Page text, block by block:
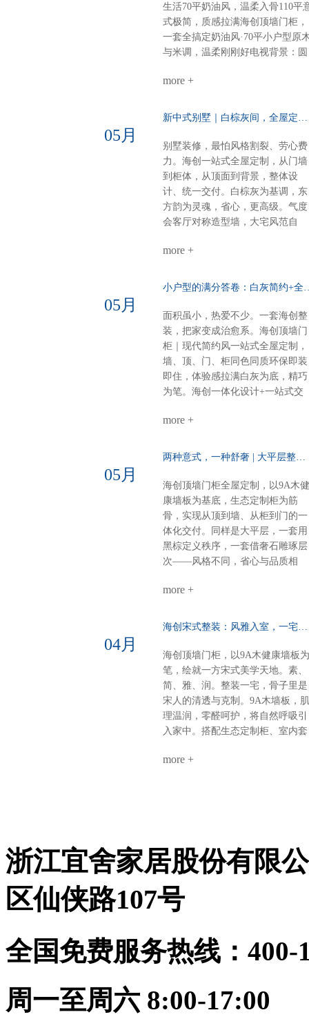
生活70平奶油风，温柔入骨110平
式极简，质感拉满海创顶墙门柜，
一套全搞定奶油风·70平小户型原
与米调，温柔刚刚好电视背景：圆
虽小却全，定制柜配套温馨精致整
适感意式极简·110平大户型高级不
计，干净利落沙发背景：奢石点
缀，一眼高级餐厅定制柜：泰国进
口索纳彩系列，质感出众卧室：墙
柜一体化，统一又高级厨房阳台顶
部：博格铝蜂窝大板，内嵌磁吸轨
道与灯具，简约时尚一站式整装，
式高级海创顶墙门柜，全屋一体定
到底
more +
05月
别墅装修，最怕风格割裂、劳心费
力。海创一站式全屋定制，从门墙
到柜体，从顶面到背景，整体设
计、统一交付。白棕灰为基调，东
方韵为灵魂，省心，更高级。气度
会客厅对称造型墙，大宅风范自
而奢华。错层沙发背景，融入中式
意主卧山水画悠然入墙，顶墙一体
空间，亦成画境。雅韵茶室门墙柜
同色配套，线条简洁，材质统一。
煮茶待客，静谧有序，东方生活哲
学尽在其中。细节见匠心全屋顶部
采用博格蜂窝大板，耐潮抗变形，
线性美观。双层空间，整体感再升
定制，从方案到落地，一站配齐。
more +
05月
面积虽小，热爱不少。一套海创整
装，把家变成治愈系。海创顶墙门
柜｜现代简约风一站式全屋定制，
墙、顶、门、柜同色同质环保即装
即住，体验感拉满白灰为底，精巧
为笔。海创一体化设计+一站式交
不翻车。28㎡客餐厨，装出大宅的
柜，好看好用功能与装饰兼得，回
放：去掉边界，拉近距离光线、空
气、家人，自由流动。做饭不孤
单，等饭不无聊。屏风+弧形奢石
用餐区温柔升维半掩餐边柜，若隐
若现；奢石墙面柔光一打，吃饭像
在美术馆。电器内嵌，一门到顶：
高柜，表面干净，内里强大。大
间 × 开放式书房圆弧转角，悬浮轻
盈，一个转身，阅读、观影、换衣
全搞定。沙发背景+蜂窝大板：安
的高级感平整墙面+顶部大气大板
少即是多，静即是奢。一套海创，
搞定全屋。环保、省心、高颜值、
高利用。小户型，也能住出大写的
到真正懂整装的海创。
more +
05月
海创顶墙门柜全屋定制，以9A木健
康墙板为基底，生态定制柜为筋
骨，实现从顶到墙、从柜到门的一
体化交付。同样是大平层，一套用
黑棕定义秩序，一套借奢石雕琢层
次——风格不同，省心与品质相
宅】客餐厅一体化：黑棕大面积铺
柜隐形收纳，开阔无界双儿童房：
材守护成长麻将室 主卧：深色墙
配灯带，主卧木饰面+隐形门，动
分明关键词：沉稳、统一、仪式感
【风格B：奢石层次·极简艺术】客
餐厅：奢石背景墙+墙柜组合，9A
木墙板打底，生态柜嵌入侧边，视
整铺、无床头设计、同色不同质，
需定制，收纳无死角顶墙门柜同色
同工：从设计到安装，30天焕新理
more +
04月
海创顶墙门柜，以9A木健康墙板为
笔，绘就一方宋式美学天地。素、
简、雅、润。整装一宅，骨子里是
宋人的清透与克制。9A木墙板，肌
理温润，零醛呵护，将自然呼吸引
入家中。搭配生态定制柜、室内套
天成。玄关：一折画屏，微光迎
色。茶室：半卷竹帘，一方茶席。
9A木墙板作底，枯木插花，心境如
风雅。木香与纸香交融，此处心安
是吾乡。·儿童房·男孩房与女孩房
蓝配色，几何块面勾勒童趣。整装
同系，健康守护，天真自有其色。
居。一室风雅，一生心安。
more +
浙江宜舍家居股份有限
区仙侠路107号
全国免费服务热线：400-
周一至周六 8:00-17:00